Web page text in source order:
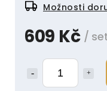
609 Kč /
Možnosti